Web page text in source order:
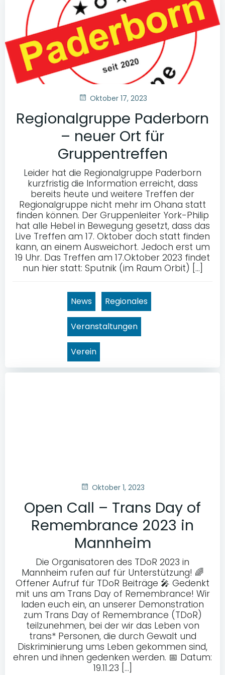
Oktober 17, 2023
Regionalgruppe Paderborn
– neuer Ort für
Gruppentreffen
Leider hat die Regionalgruppe Paderborn
kurzfristig die Information erreicht, dass
bereits heute und weitere Treffen der
Regionalgruppe nicht mehr im Ohana statt
finden können. Der Gruppenleiter York-Philip
hat alle Hebel in Bewegung gesetzt, dass das
Live Treffen am 17. Oktober doch statt finden
kann, an einem Ausweichort. Jedoch erst um
19 Uhr. Das Treffen am 17.Oktober 2023 findet
nun hier statt: Sputnik (im Raum Orbit) […]
News Regionales
Veranstaltungen
Verein
Oktober 1, 2023
Open Call – Trans Day of
Remembrance 2023 in
Mannheim
Die Organisatoren des TDoR 2023 in
Mannheim rufen auf für Unterstützung! 🌈
Offener Aufruf für TDoR Beiträge 🎤 Gedenkt
mit uns am Trans Day of Remembrance! Wir
laden euch ein, an unserer Demonstration
zum Trans Day of Remembrance (TDoR)
teilzunehmen, bei der wir das Leben von
trans* Personen, die durch Gewalt und
Diskriminierung ums Leben gekommen sind,
ehren und ihnen gedenken werden. 📅 Datum:
19.11.23 […]